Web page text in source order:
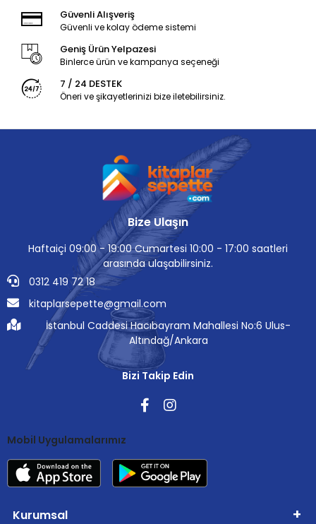
Güvenli Alışveriş
Güvenli ve kolay ödeme sistemi
Geniş Ürün Yelpazesi
Binlerce ürün ve kampanya seçeneği
7 / 24 DESTEK
Öneri ve şikayetlerinizi bize iletebilirsiniz.
Bize Ulaşın
Haftaiçi 09:00 - 19:00 Cumartesi 10:00 - 17:00 saatleri
arasında ulaşabilirsiniz.
0312 419 72 18
kitaplarsepette@gmail.com
İstanbul Caddesi Hacıbayram Mahallesi No:6 Ulus-
Altındağ/Ankara
Bizi Takip Edin
Mobil Uygulamalarımız
Kurumsal